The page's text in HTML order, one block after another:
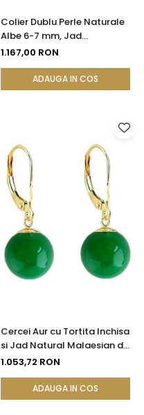
Colier Dublu Perle Naturale
Albe 6-7 mm, Jad
Malaezian 8 mm, Argint 925|
1.167,00 RON
ADAUGA IN COS
Cercei Aur cu Tortita Inchisa
si Jad Natural Malaesian de
8 mm
1.053,72 RON
ADAUGA IN COS